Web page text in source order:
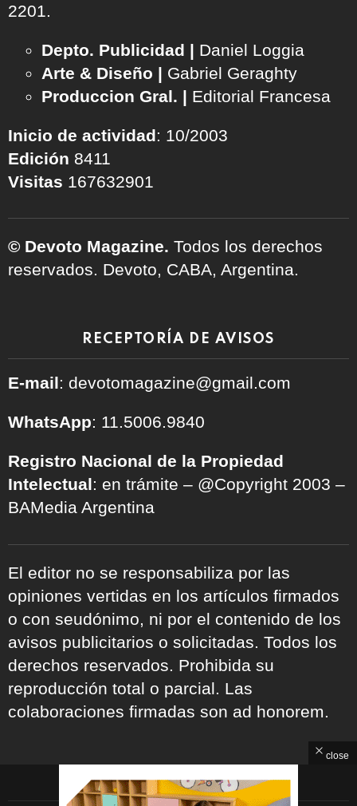
2201.
Depto. Publicidad | Daniel Loggia
Arte & Diseño | Gabriel Geraghty
Produccion Gral. | Editorial Francesa
Inicio de actividad: 10/2003
Edición 8411
Visitas 167632901
© Devoto Magazine. Todos los derechos
reservados. Devoto, CABA, Argentina.
RECEPTORÍA DE AVISOS
E-mail: devotomagazine@gmail.com
WhatsApp: 11.5006.9840
Registro Nacional de la Propiedad
Intelectual: en trámite – @Copyright 2003 –
BAMedia Argentina
El editor no se responsabiliza por las
opiniones vertidas en los artículos firmados
o con seudónimo, ni por el contenido de los
avisos publicitarios o solicitadas. Todos los
derechos reservados. Prohibida su
reproducción total o parcial. Las
colaboraciones firmadas son ad honorem.
ARCHIVOS
close